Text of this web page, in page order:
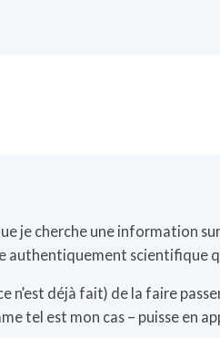
je cherche une information
authentiquement scientifique
n’est déjà fait) de la faire
tel est mon cas – puisse en